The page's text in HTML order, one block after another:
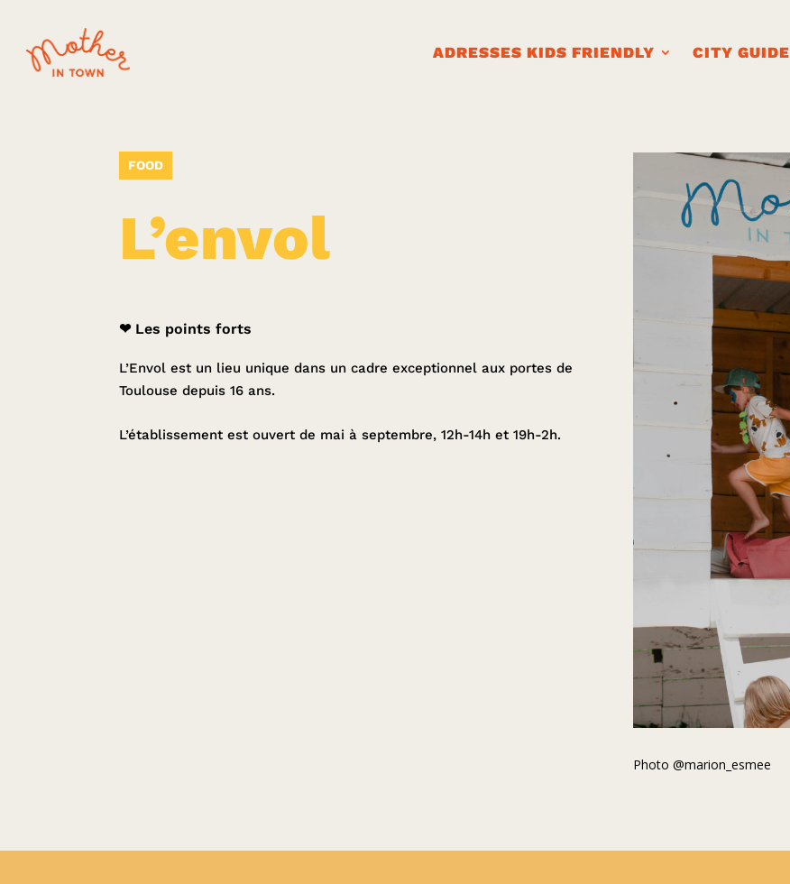
ADRESSES KIDS FRIENDLY CITY GUIDE
FOOD
L’envol
❤ Les points forts
L’Envol est un lieu unique dans un cadre exceptionnel aux portes de
Toulouse depuis 16 ans.
L’établissement est ouvert de mai à septembre, 12h-14h et 19h-2h.
Photo @marion_esmee